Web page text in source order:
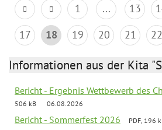
1 ... 13
17
18 19 20 21 22
Informationen aus der Kita
Bericht - Ergebnis Wettbewerb des
506 kB
06.08.2026
Bericht - Sommerfest 2026 PDF, 196